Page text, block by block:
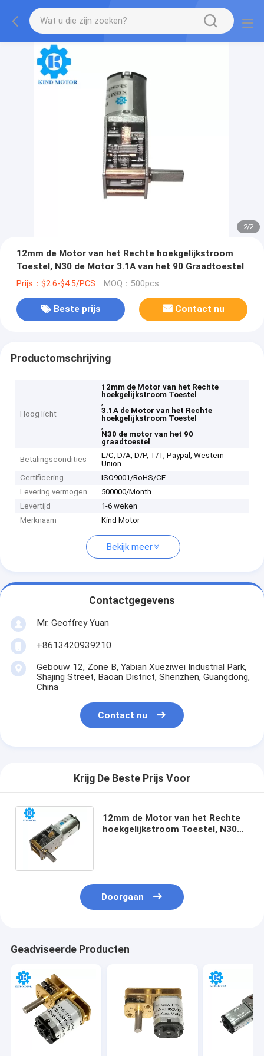
2/2
12mm de Motor van het Rechte hoekgelijkstroom
Toestel, N30 de Motor 3.1A van het 90 Graadtoestel
Prijs：$2.6-$4.5/PCS MOQ：500pcs
Beste prijs Contact nu
Productomschrijving
Hoog licht
12mm de Motor van het Rechte
hoekgelijkstroom Toestel
,
3.1A de Motor van het Rechte
hoekgelijkstroom Toestel
,
N30 de motor van het 90
graadtoestel
Betalingscondities
L/C, D/A, D/P, T/T, Paypal, Western
Union
Certificering
ISO9001/RoHS/CE
Levering vermogen
500000/Month
Levertijd
1-6 weken
Merknaam
Kind Motor
Bekijk meer
Contactgegevens
Mr. Geoffrey Yuan
+8613420939210
Gebouw 12, Zone B, Yabian Xueziwei Industrial Park,
Shajing Street, Baoan District, Shenzhen, Guangdong,
China
Contact nu
Krijg De Beste Prijs Voor
12mm de Motor van het Rechte
hoekgelijkstroom Toestel, N30
Doorgaan
Geadviseerde Producten